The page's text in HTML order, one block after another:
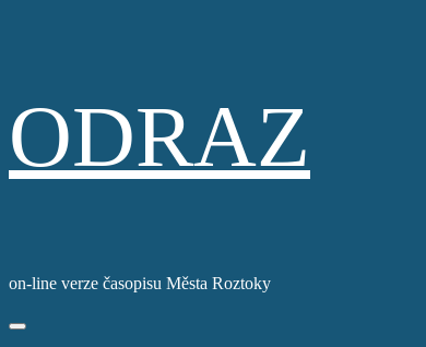
to
content
ODRAZ
on-line verze časopisu Města Roztoky
Primary